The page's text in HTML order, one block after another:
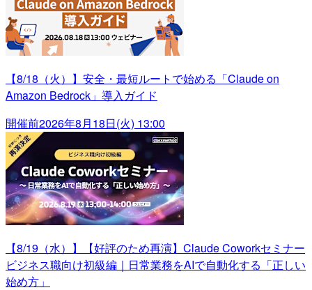
【8/18（火）】安全・最短ルートで始める「Claude on
Amazon Bedrock」導入ガイド
開催前2026年8月18日(火) 13:00
【8/19（水）】【好評のため再演】Claude Coworkセミナー
ビジネス職向け初級編｜日常業務をAIで自動化する「正しい
始め方」